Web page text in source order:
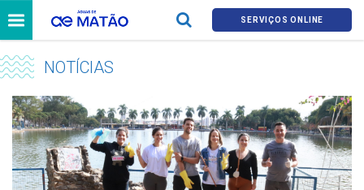
SERVIÇOS ONLINE
NOTÍCIAS